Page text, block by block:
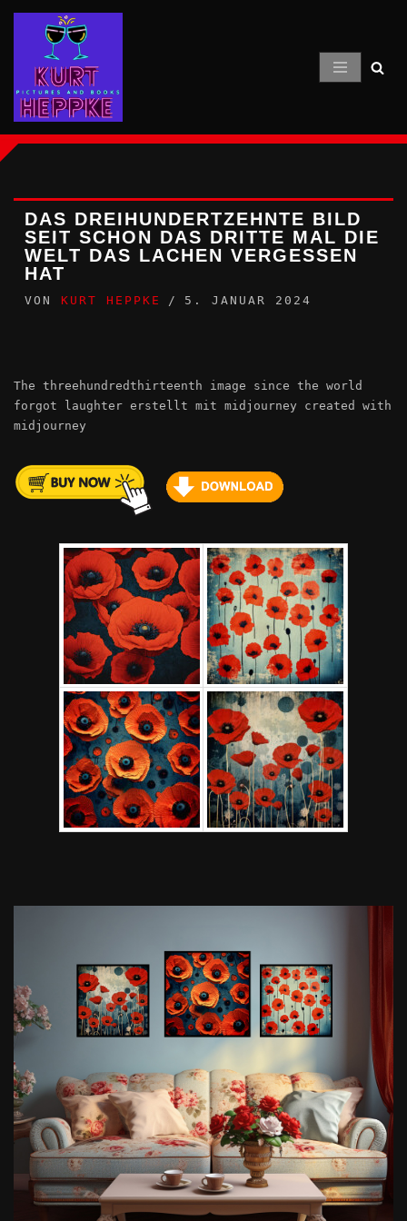
Inhalt
springen
DAS DREIHUNDERTZEHNTE BILD
SEIT SCHON DAS DRITTE MAL DIE
WELT DAS LACHEN VERGESSEN
HAT
VON KURT HEPPKE 5. JANUAR 2024
The threehundredthirteenth image since the world
forgot laughter erstellt mit midjourney created with
midjourney